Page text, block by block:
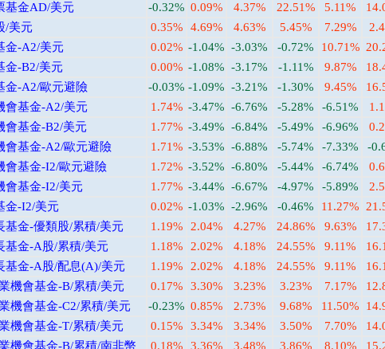
基金AD/美元
-0.32% 0.09% 4.37% 22.51% 5.11%
/美元
0.35% 4.69% 4.63% 5.45% 7.29%
金-A2/美元
0.02% -1.04% -3.03% -0.72% 10.71%
金-B2/美元
0.00% -1.08% -3.17% -1.11% 9.87%
金-A2/歐元避險
-0.03% -1.09% -3.21% -1.30% 9.45%
會基金-A2/美元
1.74% -3.47% -6.76% -5.28% -6.51%
會基金-B2/美元
1.77% -3.49% -6.84% -5.49% -6.96%
會基金-A2/歐元避險
1.71% -3.53% -6.88% -5.74% -7.33%
-
會基金-I2/歐元避險
1.72% -3.52% -6.80% -5.44% -6.74%
會基金-I2/美元
1.77% -3.44% -6.67% -4.97% -5.89%
金-I2/美元
0.02% -1.03% -2.96% -0.46% 11.27%
基金-優類股/累積/美元
1.19% 2.04% 4.27% 24.86% 9.63%
基金-A股/累積/美元
1.18% 2.02% 4.18% 24.55% 9.11%
基金-A股/配息(A)/美元
1.19% 2.02% 4.18% 24.55% 9.11%
機會基金-B/累積/美元
0.17% 3.30% 3.23% 3.23% 7.17%
機會基金-C2/累積/美元
-0.23% 0.85% 2.73% 9.68% 11.50%
機會基金-T/累積/美元
0.15% 3.34% 3.34% 3.50% 7.70%
機會基金-B/累積/南非幣
0.18% 3.36% 3.48% 3.86% 8.10%